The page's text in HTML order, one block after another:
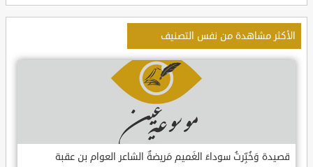
الأكثر مشاهدة من نفس التصنيف
قصيدة وَخُبِّرتُ سوداءَ الغَميم مَريضةٌ الشاعر العوام بن عقبة